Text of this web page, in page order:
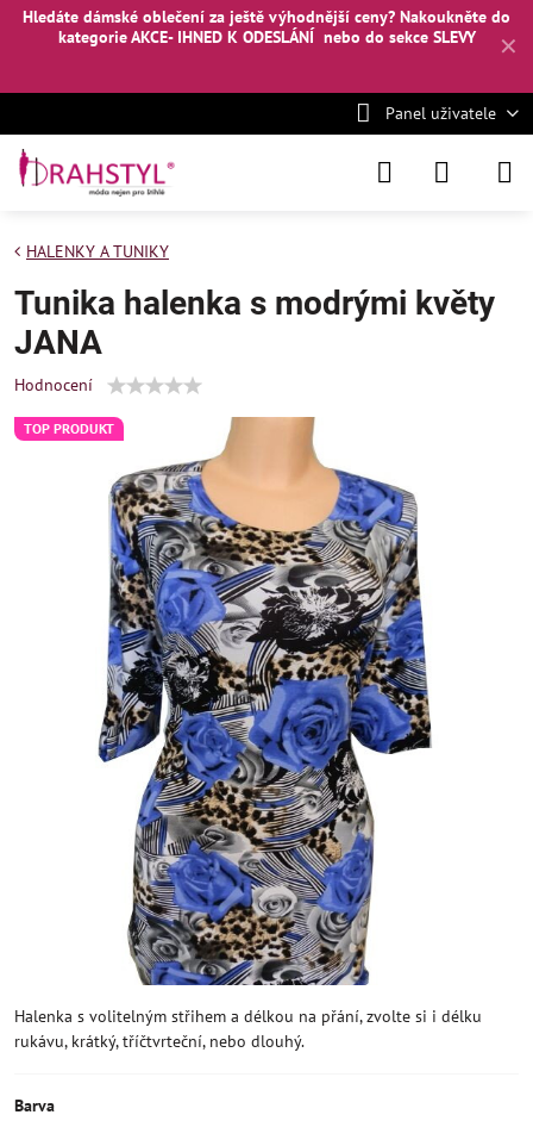
✕
Hledáte dámské oblečení za ještě výhodnější ceny? Nakoukněte do
kategorie AKCE- IHNED K ODESLÁNÍ nebo do sekce SLEVY
Panel uživatele
TOP PRODUKT
HALENKY A TUNIKY
Tunika halenka s modrými květy
JANA
Hodnocení
Halenka s volitelným střihem a délkou na přání, zvolte si i délku
rukávu, krátký, tříčtvrteční, nebo dlouhý.
Barva